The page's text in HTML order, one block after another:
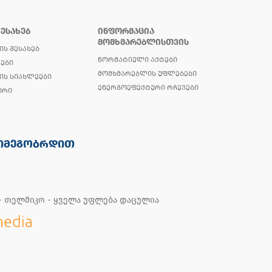
ᲨᲔᲡᲐᲮᲔᲑ
ᲡᲘᲐᲮᲚᲔᲔᲑᲘ
ᲘᲜᲤᲝᲠᲛᲐᲪᲘᲐ
ᲛᲝᲛᲮᲛᲐᲠᲔᲑᲚᲘᲡᲗᲕᲘᲡ
ᲜᲝᲠᲛᲐᲢᲘᲣᲚᲘ ᲐᲥᲢᲔᲑᲘ
ᲛᲝᲛᲮᲛᲐᲠᲔᲑᲚᲘᲡ ᲣᲤᲚᲔᲑᲔᲑᲘ
ᲔᲜᲔᲠᲒᲝᲔᲤᲔᲥᲢᲣᲠᲘ ᲠᲩᲔᲕᲔᲑᲘ
თელმიკო - ყველა უფლება დაცულია